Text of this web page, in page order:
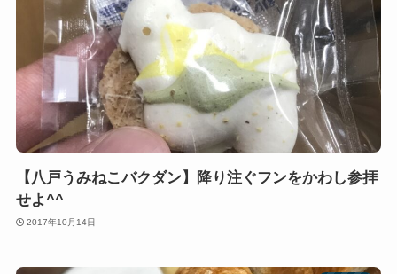
【八戸うみねこバクダン】降り注ぐフンをかわし参拝
せよ^^
2017年10月14日